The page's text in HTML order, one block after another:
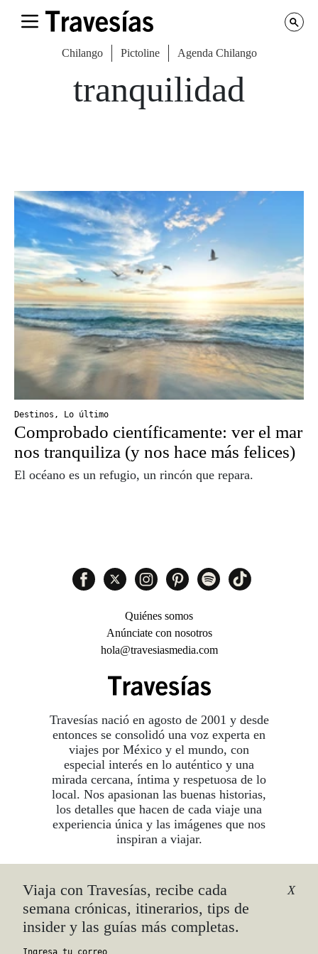
Chilango Pictoline Agenda Chilango
tranquilidad
Destinos , Lo último
Comprobado científicamente: ver el mar
nos tranquiliza (y nos hace más felices)
El océano es un refugio, un rincón que repara.
Viaja con Travesías, recibe cada
semana crónicas, itinerarios, tips de
insider y las guías más completas.
X
Travesías nació en agosto de 2001 y desde
entonces se consolidó una voz experta en
viajes por México y el mundo, con
especial interés en lo auténtico y una
mirada cercana, íntima y respetuosa de lo
local. Nos apasionan las buenas historias,
los detalles que hacen de cada viaje una
experiencia única y las imágenes que nos
inspiran a viajar.
Quiénes somos
Anúnciate con nosotros
hola@travesiasmedia.com
©2026 DERECHOS RESERVADOS.
TRAVESÍAS ES UNA MARCA REGISTRADA
AVISO DE PRIVACIDAD